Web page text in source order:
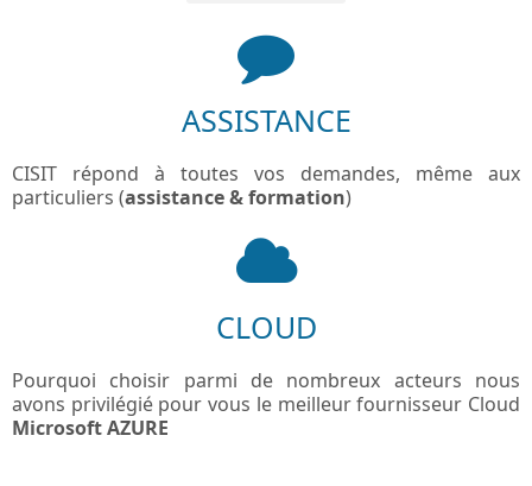
ASSISTANCE
CISIT répond à toutes vos demandes, même aux
particuliers (assistance & formation)
CLOUD
Pourquoi choisir parmi de nombreux acteurs nous
avons privilégié pour vous le meilleur fournisseur Cloud
Microsoft AZURE